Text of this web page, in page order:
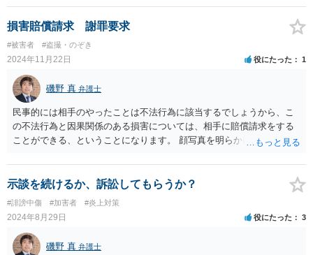
との相性や、見積もりなどで判断された方が良いかと思います。
損害賠償請求 謝罪要求
#被害者 #盗撮・のぞき
2024年11月22日 役にたった 1
磯野 真 弁護士
民事的には相手のやったことは不法行為に該当するでしょうから、こ
の不法行為と因果関係のある損害については、相手に賠償請求をする
ことができる、ということになります。 顔写真を明らかにせよ、とい
は認められる可能性が高いと思います。
示談を続けるか、訴訟してもらうか？
#誹謗中傷 #加害者 #炎上対策
2024年8月29日 役にたった 3
磯野 真 弁護士